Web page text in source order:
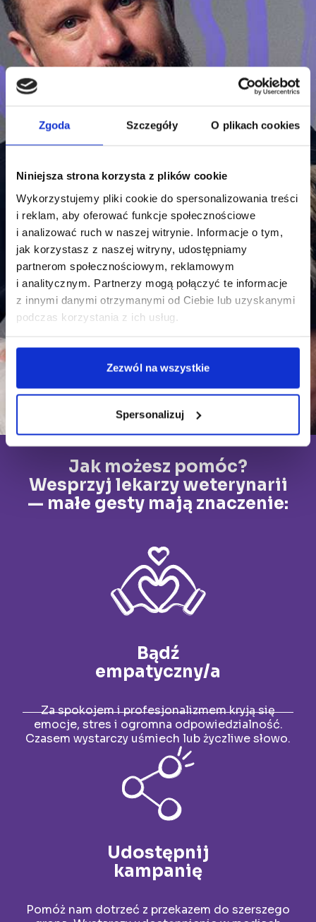
Zgoda Szczegóły O plikach cookies
Niniejsza strona korzysta z plików cookie
Wykorzystujemy pliki cookie do spersonalizowania treści
i reklam, aby oferować funkcje społecznościowe
i analizować ruch w naszej witrynie. Informacje o tym,
jak korzystasz z naszej witryny, udostępniamy
partnerom społecznościowym, reklamowym
i analitycznym. Partnerzy mogą połączyć te informacje
z innymi danymi otrzymanymi od Ciebie lub uzyskanymi
podczas korzystania z ich usług.
Zezwól na wszystkie
Spersonalizuj
ale
jesteśmy dla Waszych zwierząt.
Jak możesz pomóc?
Wesprzyj lekarzy weterynarii
— małe gesty mają znaczenie:
Bądź
empatyczny/a
Za spokojem i profesjonalizmem kryją się
emocje, stres i ogromna odpowiedzialność.
Czasem wystarczy uśmiech lub życzliwe słowo.
Udostępnij
kampanię
Pomóż nam dotrzeć z przekazem do szerszego